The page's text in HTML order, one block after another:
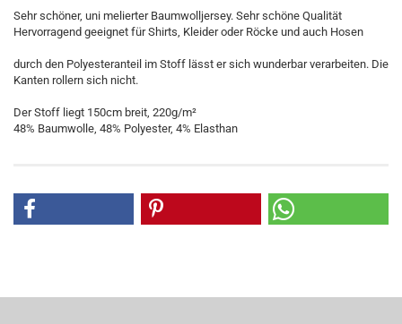
Sehr schöner, uni melierter Baumwolljersey. Sehr schöne Qualität
Hervorragend geeignet für Shirts, Kleider oder Röcke und auch Hosen
durch den Polyesteranteil im Stoff lässt er sich wunderbar verarbeiten. Die
Kanten rollern sich nicht.
Der Stoff liegt 150cm breit, 220g/m²
48% Baumwolle, 48% Polyester, 4% Elasthan